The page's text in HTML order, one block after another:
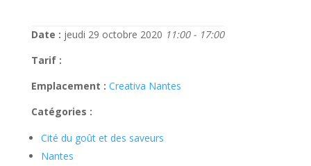
Date : jeudi 29 octobre 2020 11:00 - 17:00
Tarif :
Emplacement : Creativa Nantes
Catégories :
Cité du goût et des saveurs
Nantes